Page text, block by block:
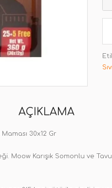
Sıvı
AÇIKLAMA
30x12 Gr
Karışık Somonlu ve